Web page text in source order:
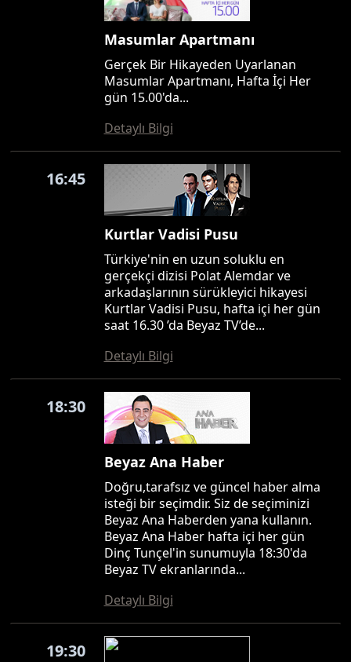
Masumlar Apartmanı
Gerçek Bir Hikayeden Uyarlanan
Masumlar Apartmanı, Hafta İçi Her
gün 15.00'da...
Detaylı Bilgi
16:45
Kurtlar Vadisi Pusu
Türkiye'nin en uzun soluklu en
gerçekçi dizisi Polat Alemdar ve
arkadaşlarının sürükleyici hikayesi
Kurtlar Vadisi Pusu, hafta içi her gün
saat 16.30 ’da Beyaz TV’de...
Detaylı Bilgi
18:30
Beyaz Ana Haber
Doğru,tarafsız ve güncel haber alma
isteği bir seçimdir. Siz de seçiminizi
Beyaz Ana Haberden yana kullanın.
Beyaz Ana Haber hafta içi her gün
Dinç Tunçel'in sunumuyla 18:30'da
Beyaz TV ekranlarında...
Detaylı Bilgi
19:30